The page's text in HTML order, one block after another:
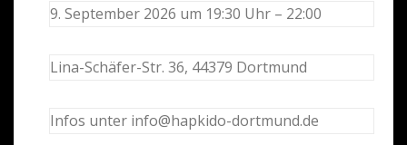
9. September 2026 um 19:30 Uhr – 22:00
Lina-Schäfer-Str. 36, 44379 Dortmund
Infos unter info@hapkido-dortmund.de